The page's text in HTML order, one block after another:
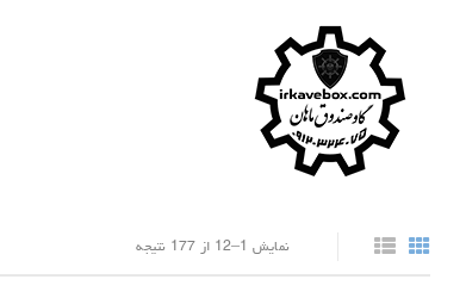
نمایش 1–12 از 177 نتیجه